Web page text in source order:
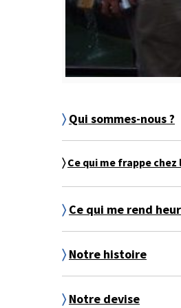
〉Qui sommes-nous ?
〉Ce qui me frappe chez
〉Ce qui me rend
〉 Notre histoire
〉 Notre devise